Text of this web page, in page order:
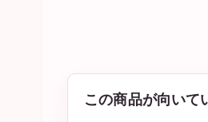
この商品が向いて